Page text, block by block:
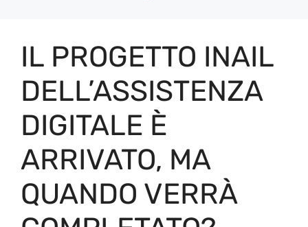
IL PROGETTO INAIL
DELL’ASSISTENZA
DIGITALE È
ARRIVATO, MA
QUANDO VERRÀ